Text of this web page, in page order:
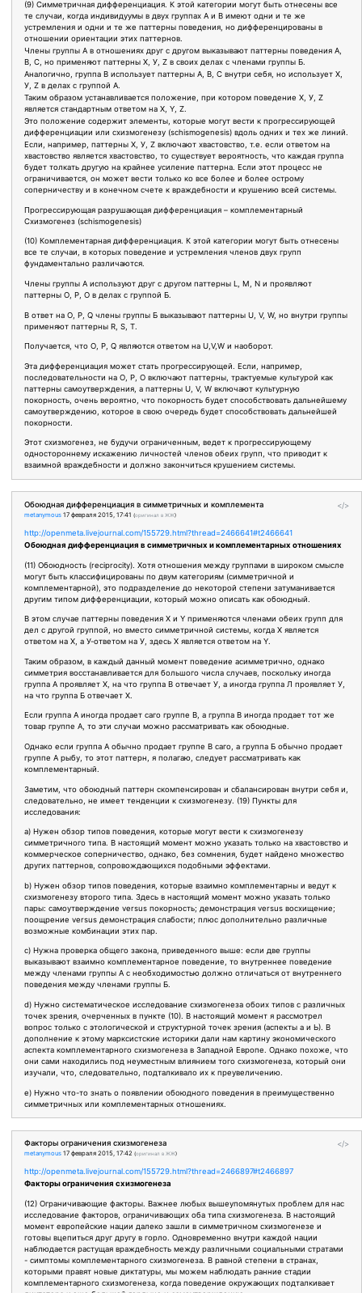
(9) Симметричная дифференциация. К этой категории могут быть отнесены все
те случаи, когда индивидуумы в двух группах A и В имеют одни и те же
устремления и одни и те же паттерны поведения, но дифференцированы в
отношении ориентации этих паттернов.
Члены группы А в отношениях друг c другом выказывают паттерны поведения А,
В, С, но применяют паттерны X, У, Z в своих делах с членами группы Б.
Аналогично, группа В использует паттерны А, В, С внутри себя, но использует X,
У, Z в делах с группой А.
Таким образом устанавливается положение, при котором поведение X, У, Z
является стандартным ответом на X, Y, Z.
Это положение содержит элементы, которые могут вести к прогрессирующей
дифференциации или схизмогенезу (schismogenesis) вдоль одних и тех же линий.
Если, например, паттерны X, У, Z включают хвастовство, т.е. если ответом на
хвастовство является хвастовство, то существует вероятность, что каждая группа
будет толкать другую на крайнее усиление паттерна. Если этот процесс не
ограничивается, он может вести только ко все более и более острому
соперничеству и в конечном счете к враждебности и крушению всей системы.
Прогрессирующая разрушающая дифференциация – комплементарный
Схизмогенез (schismogenesis)
(10) Комплементарная дифференциация. К этой категории могут быть отнесены
все те случаи, в которых поведение и устремления членов двух групп
фундаментально различаются.
Члены группы А используют друг с другом паттерны L, М, N и проявляют
паттерны О, Р, О в делах с группой Б.
В ответ на О, Р, Q члены группы Б выказывают паттерны U, V, W, но внутри группы
применяют паттерны R, S, Т.
Получается, что О, Р, Q являются ответом на U,V,W и наоборот.
Эта дифференциация может стать прогрессирующей. Если, например,
последовательности на О, Р, О включают паттерны, трактуемые культурой как
паттерны самоутверждения, а паттерны U, V, W включают культурную
покорность, очень вероятно, что покорность будет способствовать дальнейшему
самоутверждению, которое в свою очередь будет способствовать дальнейшей
покорности.
Этот схизмогенез, не будучи ограниченным, ведет к прогрессирующему
одностороннему искажению личностей членов обеих групп, что приводит к
взаимной враждебности и должно закончиться крушением системы.
</>
Обоюдная дифференциация в симметричных и комплемента
metanymous 17 февраля 2015, 17:41 (оригинал в ЖЖ)
http://openmeta.livejournal.com/155729.html?thread=2466641#t2466641
Обоюдная дифференциация в симметричных и комплементарных отношениях
(11) Обоюдность (reciprocity). Хотя отношения между группами в широком смысле
могут быть классифицированы по двум категориям (симметричной и
комплементарной), это подразделение до некоторой степени затуманивается
другим типом дифференциации, который можно описать как обоюдный.
В этом случае паттерны поведения X и Y применяются членами обеих групп для
дел с другой группой, но вместо симметричной системы, когда X является
ответом на Х, а У-ответом на У, здесь X является ответом на Y.
Таким образом, в каждый данный момент поведение асимметрично, однако
симметрия восстанавливается для большого числа случаев, поскольку иногда
группа А проявляет X, на что группа В отвечает У, а иногда группа Л проявляет У,
на что группа Б отвечает X.
Если группа А иногда продает саго группе B, а группа В иногда продает тот же
товар группе А, то эти случаи можно рассматривать как обоюдные.
Однако если группа А обычно продает группе B саго, а группа Б обычно продает
группе А рыбу, то этот паттерн, я полагаю, следует рассматривать как
комплементарный.
Заметим, что обоюдный паттерн скомпенсирован и сбалансирован внутри себя и,
следовательно, не имеет тенденции к схизмогенезу. (19) Пункты для
исследования:
a) Нужен обзор типов поведения, которые могут вести к схизмогенезу
симметричного типа. В настоящий момент можно указать только на хвастовство и
коммерческое соперничество, однако, без сомнения, будет найдено множество
других паттернов, сопровождающихся подобными эффектами.
b) Нужен обзор типов поведения, которые взаимно комплементарны и ведут к
схизмогенезу второго типа. Здесь в настоящий момент можно указать только
пары: самоутверждение versus покорность; демонстрация versus восхищение;
поощрение versus демонстрация слабости; плюс дополнительно различные
возможные комбинации этих пар.
c) Нужна проверка общего закона, приведенного выше: если две группы
выказывают взаимно комплементарное поведение, то внутреннее поведение
между членами группы А с необходимостью должно отличаться от внутреннего
поведения между членами группы Б.
d) Нужно систематическое исследование схизмогенеза обоих типов с различных
точек зрения, очерченных в пункте (10). В настоящий момент я рассмотрел
вопрос только с этологической и структурной точек зрения (аспекты а и Ь). В
дополнение к этому марксистские историки дали нам картину экономического
аспекта комплементарного схизмогенеза в Западной Европе. Однако похоже, что
они сами находились под неуместным влиянием того схизмогенеза, который они
изучали, что, следовательно, подталкивало их к преувеличению.
e) Нужно что-то знать о появлении обоюдного поведения в преимущественно
симметричных или комплементарных отношениях.
</>
Факторы ограничения схизмогенеза
metanymous 17 февраля 2015, 17:42 (оригинал в ЖЖ)
http://openmeta.livejournal.com/155729.html?thread=2466897#t2466897
Факторы ограничения схизмогенеза
(12) Ограничивающие факторы. Важнее любых вышеупомянутых проблем для нас
исследование факторов, ограничивающих оба типа схизмогенеза. В настоящий
момент европейские нации далеко зашли в симметричном схизмогенезе и
готовы вцепиться друг другу в горло. Одновременно внутри каждой нации
наблюдается растущая враждебность между различными социальными стратами
- симптомы комплементарного схизмогенеза. В равной степени в странах,
которыми правят новые диктатуры, мы можем наблюдать ранние стадии
комплементарного схизмогенеза, когда поведение окружающих подталкивает